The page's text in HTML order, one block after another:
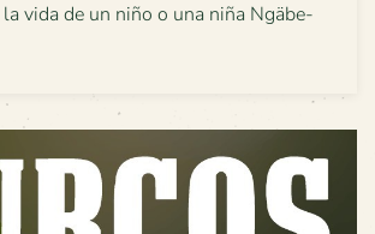
vida de un niño o una niña Ngäbe-